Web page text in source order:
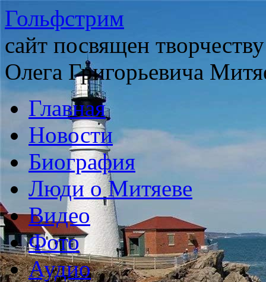
Гольфстрим
сайт посвящен
Олега Григорьевича
Главная
Новости
Биография
Люди о Митяеве
Видео
Фото
Аудио